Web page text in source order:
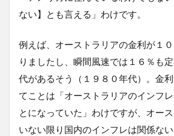
ない】とも言える」わけです。
例えば、オーストラリアの金利が１
りましたし、瞬間風速では１６％も
代があるそう（１９８０年代）。金
てことは「オーストラリアのインフ
とになっていた」わけですが、オー
いない限り国内のインフレは関係な